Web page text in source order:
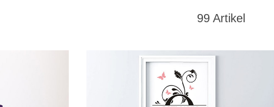
99 Artikel